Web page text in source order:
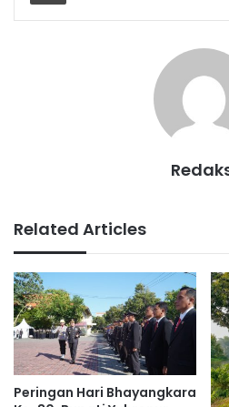
Related Articles
Peringan Hari Bhayangkara